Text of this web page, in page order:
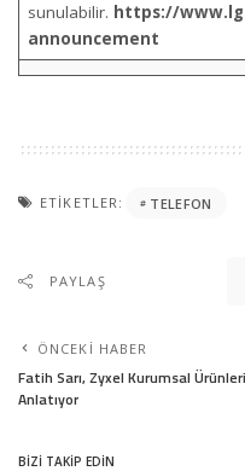
sunulabilir. https://
announcement
ETIKETLER: TELEFON
PAYLAŞ
ÖNCEKI HABER
Fatih Sarı, Zyxel Kurumsal Ürünleri
Anlatıyor
BİZİ TAKİP EDİN